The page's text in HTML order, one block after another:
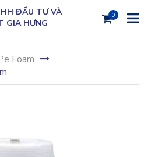
ĐẦU TƯ VÀ
GIA HƯNG
0
Foam